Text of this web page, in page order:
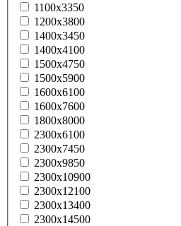
1100x3350
1200x3800
1400x3450
1400x4100
1500x4750
1500x5900
1600x6100
1600x7600
1800x8000
2300x6100
2300x7450
2300x9850
2300x10900
2300x12100
2300x13400
2300x14500